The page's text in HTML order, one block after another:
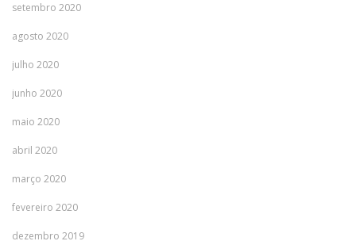
setembro 2020
agosto 2020
julho 2020
junho 2020
maio 2020
abril 2020
março 2020
fevereiro 2020
dezembro 2019